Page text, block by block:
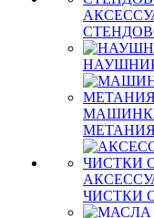
ЧИСТКИ